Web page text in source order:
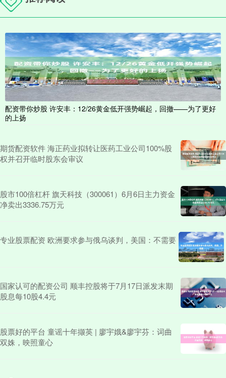
配资带你炒股 许安丰：12/26黄金低开强势崛起，回撤——为了更好
的上扬
期货配资软件 海正药业拟转让医药工业公司100%股
权并召开临时股东会审议
股市100倍杠杆 旗天科技（300061）6月6日主力资金
净卖出3336.75万元
专业股票配资 欧洲要求参与俄乌谈判，美国：不需要
国家认可的配资公司 顺丰控股将于7月17日派发末期
股息每10股4.4元
股票好的平台 童谣十年撷英 | 廖宇娥&廖宇芬：词曲
双姝，映照童心